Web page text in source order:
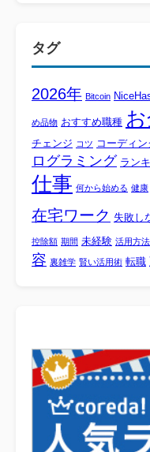
タグ
2026年 Bitcoin
め品物 おすすめ職種
チェンジ コツ コーディン
ログラミング ラン
仕事 何から始める 健康
在宅ワーク 失敗し
控除額 期間 未経験 活用方法
容 裏雑学 賢い活用術 転職